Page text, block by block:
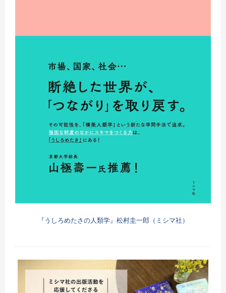
『うしろめたさの人類学』松村圭一郎（ミシマ社）